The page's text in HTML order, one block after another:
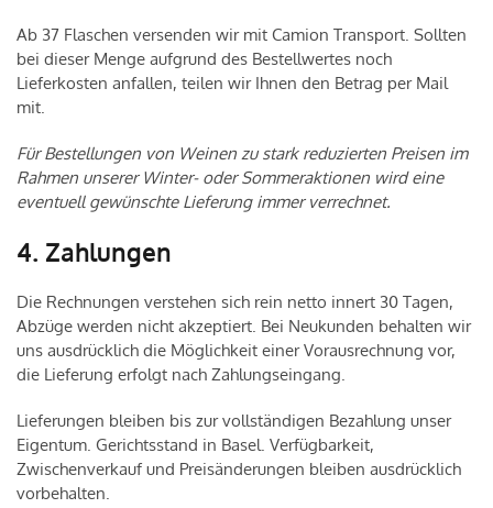
Ab 37 Flaschen versenden wir mit Camion Transport. Sollten
bei dieser Menge aufgrund des Bestellwertes noch
Lieferkosten anfallen, teilen wir Ihnen den Betrag per Mail
mit.
Für Bestellungen von Weinen zu stark reduzierten Preisen im
Rahmen unserer Winter- oder Sommeraktionen wird eine
eventuell gewünschte Lieferung immer verrechnet.
4. Zahlungen
Die Rechnungen verstehen sich rein netto innert 30 Tagen,
Abzüge werden nicht akzeptiert. Bei Neukunden behalten wir
uns ausdrücklich die Möglichkeit einer Vorausrechnung vor,
die Lieferung erfolgt nach Zahlungseingang.
Lieferungen bleiben bis zur vollständigen Bezahlung unser
Eigentum. Gerichtsstand in Basel. Verfügbarkeit,
Zwischenverkauf und Preisänderungen bleiben ausdrücklich
vorbehalten.